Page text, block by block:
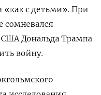
«как с детьми». При
сомневался
США Дональда Трампа
войну.